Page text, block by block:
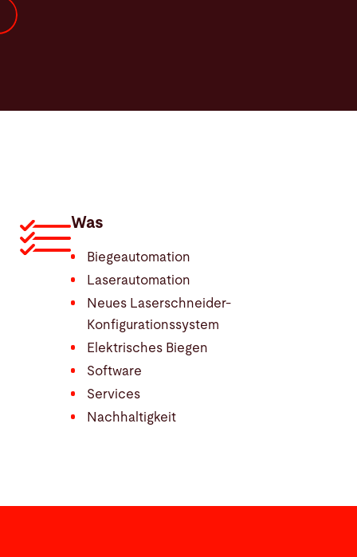
Was
Biegeautomation
Laserautomation
Neues Laserschneider-
Konfigurationssystem
Elektrisches Biegen
Software
Services
Nachhaltigkeit